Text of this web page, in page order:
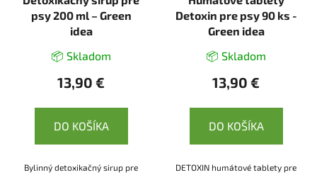
psy 200 ml – Green
idea
📦 Skladom
13,90 €
DO KOŠÍKA
Bylinný detoxikačný sirup pre
Detoxin pre psy 90 ks -
Green idea
📦 Skladom
13,90 €
DO KOŠÍKA
DETOXIN humátové tablety pre